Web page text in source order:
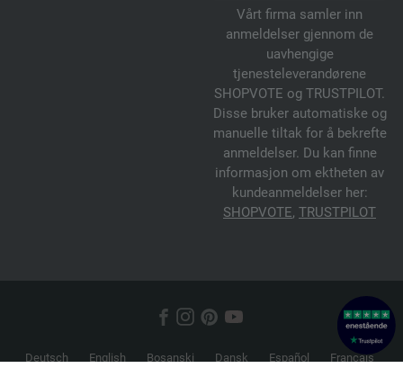
Vårt firma samler inn
anmeldelser gjennom de
uavhengige
tjenesteleverandørene
SHOPVOTE og TRUSTPILOT.
Disse bruker automatiske og
manuelle tiltak for å bekrefte
anmeldelser. Du kan finne
informasjon om ektheten av
kundeanmeldelser her:
SHOPVOTE, TRUSTPILOT
Deutsch English Bosanski Dansk Español Français